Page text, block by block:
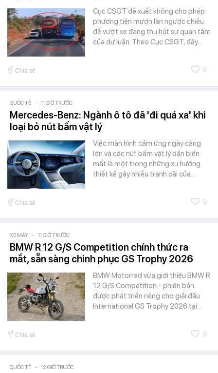
Cục CSGT đề xuất không cho phép
phương tiện mượn làn ngược chiều
để vượt xe đang thu hút sự quan tâm
của dư luận. Theo Cục CSGT, đây…
Chia sẻ 0
QUỐC TẾ - 11 GIỜ TRƯỚC
Mercedes-Benz: Ngành ô tô đã 'đi quá xa' khi
loại bỏ nút bấm vật lý
Việc màn hình cảm ứng ngày càng
lớn và các nút bấm vật lý dần biến
mất là một trong những xu hướng
thiết kế gây nhiều tranh cãi của…
Chia sẻ 0
XE MÁY - 11 GIỜ TRƯỚC
BMW R 12 G/S Competition chính thức ra
mắt, sẵn sàng chinh phục GS Trophy 2026
BMW Motorrad vừa giới thiệu BMW R
12 G/S Competition - phiên bản
được phát triển riêng cho giải đấu
International GS Trophy 2026 tại…
Chia sẻ 0
QUỐC TẾ - 12 GIỜ TRƯỚC